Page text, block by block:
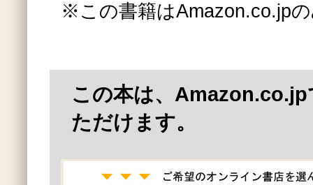
※この書籍はAmazon.co.jp
この本は、
ただけます。